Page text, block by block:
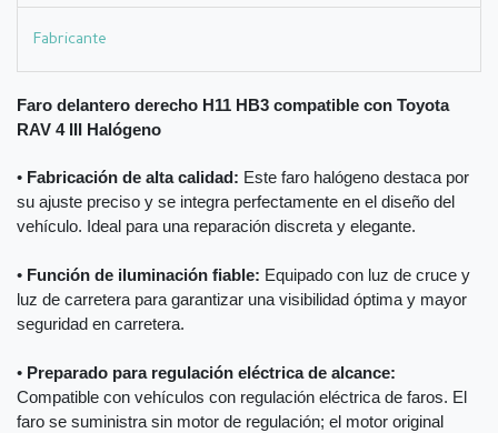
Fabricante
Faro delantero derecho H11 HB3 compatible con Toyota
RAV 4 III Halógeno
• Fabricación de alta calidad: Este faro halógeno destaca por
su ajuste preciso y se integra perfectamente en el diseño del
vehículo. Ideal para una reparación discreta y elegante.
• Función de iluminación fiable: Equipado con luz de cruce y
luz de carretera para garantizar una visibilidad óptima y mayor
seguridad en carretera.
• Preparado para regulación eléctrica de alcance:
Compatible con vehículos con regulación eléctrica de faros. El
faro se suministra sin motor de regulación; el motor original